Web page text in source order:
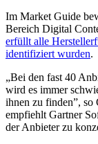
Im Market Guide
Bereich Digital
erfüllt alle
identifiziert wurden.
„Bei den fast 40
wird es immer
ihnen zu finden”, so
empfiehlt Gartner
der Anbieter zu